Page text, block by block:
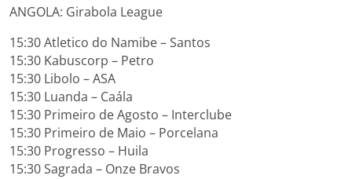
ANGOLA: Girabola League
15:30 Atletico do Namibe – Santos
15:30 Kabuscorp – Petro
15:30 Libolo – ASA
15:30 Luanda – Caála
15:30 Primeiro de Agosto – Interclube
15:30 Primeiro de Maio – Porcelana
15:30 Progresso – Huila
15:30 Sagrada – Onze Bravos